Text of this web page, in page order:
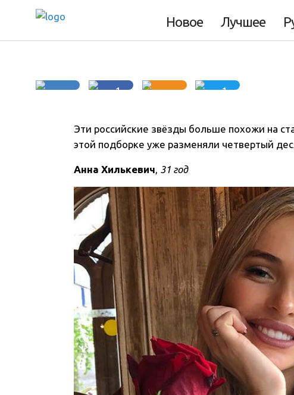
Новое Лучшее
1 1
Эти российские звёзды больше похожи на
этой подборке уже разменяли четвертый
Анна Хилькевич, 31 год